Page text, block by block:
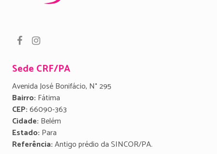
Sede CRF/PA
Avenida José Bonifácio, N° 295
Bairro: Fátima
CEP:66090-363
Cidade: Belém
Estado: Para
Referência:Antigo prédio da SINCOR/PA.